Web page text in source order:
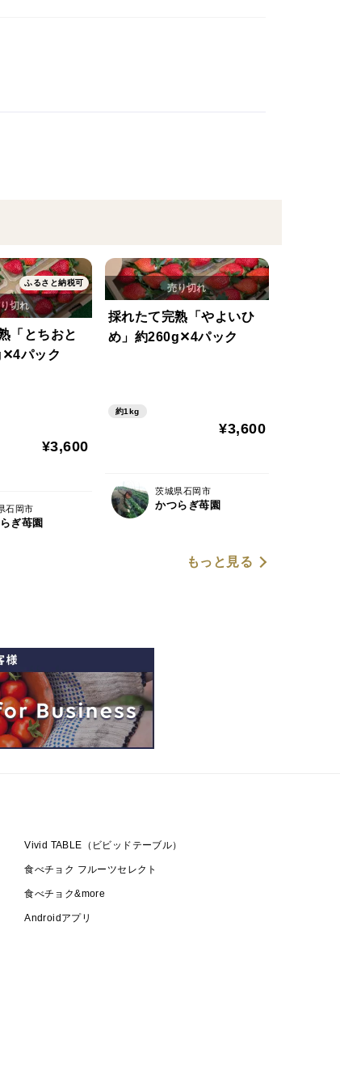
ふるさと納税可
「とちおと
パック
¥3,600
石岡市
ぎ苺園
採れたて完熟「やよいひ
め」約260g✕4パック
約1kg
¥3,600
茨城県石岡市
かつらぎ苺園
もっと見る
Vivid TABLE（ビビッドテーブル）
食べチョク フルーツセレクト
食べチョク&more
Androidアプリ